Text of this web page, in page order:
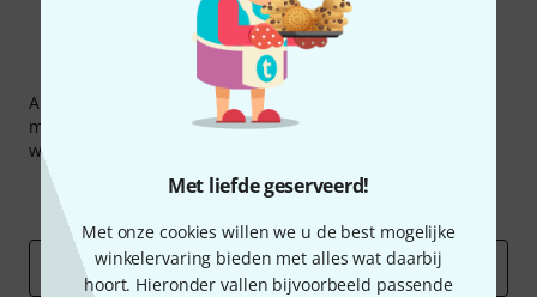
Met liefde geserveerd!
Met onze cookies willen we u de best mogelijke
winkelervaring bieden met alles wat daarbij
hoort. Hieronder vallen bijvoorbeeld passende
Thomann nieuwsbrief
Abonneer u op de Thomann-nieuwsbrief in het Engels en
met een beetje geluk kunt u een van
waarde van
Inspirerende bijdragen
Aanbiedingen
E-Mail adres*